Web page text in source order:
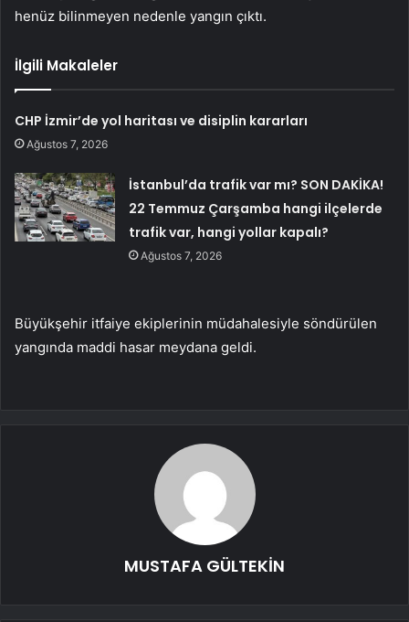
henüz bilinmeyen nedenle yangın çıktı.
İlgili Makaleler
CHP İzmir’de yol haritası ve disiplin kararları
Ağustos 7, 2026
İstanbul’da trafik var mı? SON DAKİKA!
22 Temmuz Çarşamba hangi ilçelerde
trafik var, hangi yollar kapalı?
Ağustos 7, 2026
Büyükşehir itfaiye ekiplerinin müdahalesiyle söndürülen
yangında maddi hasar meydana geldi.
MUSTAFA GÜLTEKİN